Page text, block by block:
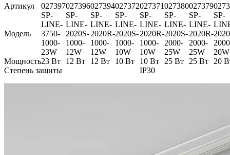
Артикул
027397027396027394027372027371027380027379
Модель
SP-
LINE-
3750-
1000-
23W
SP-
LINE-
2020S-
1000-
12W
SP-
LINE-
2020R-
1000-
12W
SP-
LINE-
2020S-
1000-
10W
SP-
LINE-
2020R-
1000-
10W
SP-
LINE-
2020S-
2000-
25W
SP-
LINE-
2020R-
2000-
25W
SP-
20W
Мощность23 Вт 12 Вт 12 Вт 10 Вт 10 Вт 25 Вт 25 Вт
20
Степень защиты
IP30